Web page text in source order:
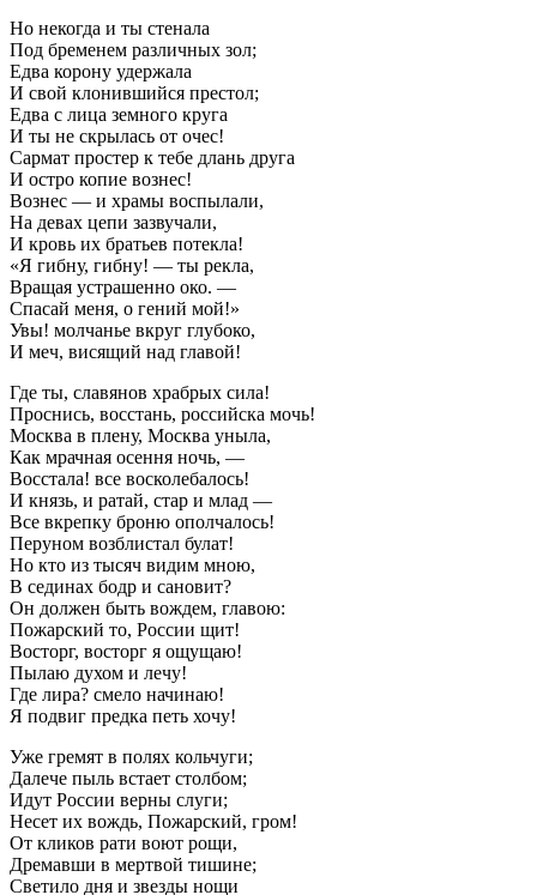
Но некогда и ты стенала
Под бременем различных зол;
Едва корону удержала
И свой клонившийся престол;
Едва с лица земного круга
И ты не скрылась от очес!
Сармат простер к тебе длань друга
И остро копие вознес!
Вознес — и храмы воспылали,
На девах цепи зазвучали,
И кровь их братьев потекла!
«Я гибну, гибну! — ты рекла,
Вращая устрашенно око. —
Спасай меня, о гений мой!»
Увы! молчанье вкруг глубоко,
И меч, висящий над главой!
Где ты, славянов храбрых сила!
Проснись, восстань, российска мочь!
Москва в плену, Москва уныла,
Как мрачная осення ночь, —
Восстала! все восколебалось!
И князь, и ратай, стар и млад —
Все вкрепку броню ополчалось!
Перуном возблистал булат!
Но кто из тысяч видим мною,
В сединах бодр и сановит?
Он должен быть вождем, главою:
Пожарский то, России щит!
Восторг, восторг я ощущаю!
Пылаю духом и лечу!
Где лира? смело начинаю!
Я подвиг предка петь хочу!
Уже гремят в полях кольчуги;
Далече пыль встает столбом;
Идут России верны слуги;
Несет их вождь, Пожарский, гром!
От кликов рати воют рощи,
Дремавши в мертвой тишине;
Светило дня и звезды нощи